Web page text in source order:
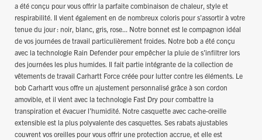
a été conçu pour vous offrir la parfaite combinaison de chaleur, style et
respirabilité. Il vient également en de nombreux coloris pour s'assortir à votre
tenue du jour : noir, blanc, gris, rose... Notre bonnet est le compagnon idéal
de vos journées de travail particulièrement froides. Notre bob a été conçu
avec la technologie Rain Defender pour empêcher la pluie de s’infiltrer lors
des journées les plus humides. Il fait partie intégrante de la collection de
vêtements de travail Carhartt Force créée pour lutter contre les éléments. Le
bob Carhartt vous offre un ajustement personnalisé grâce à son cordon
amovible, et il vient avec la technologie Fast Dry pour combattre la
transpiration et évacuer l’humidité. Notre casquette avec cache-oreille
extensible est la plus polyvalente des casquettes. Ses rabats ajustables
couvrent vos oreilles pour vous offrir une protection accrue, et elle est